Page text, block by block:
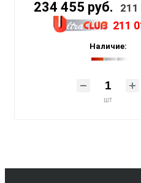
234 455 руб. 211
211
Наличие:
шт